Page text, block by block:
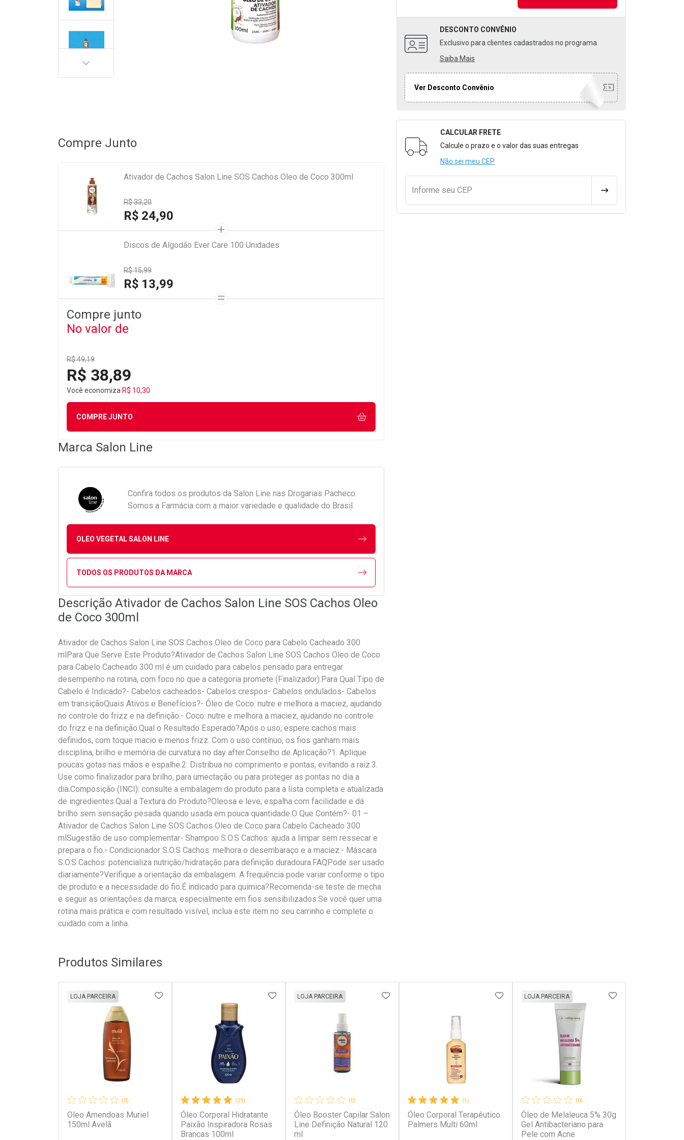
DESCONTO CONVÊNIO
Exclusivo para clientes cadastrados no programa
Saiba Mais
Ver Desconto Convênio
Formulário para Calcular o Frete
CALCULAR FRETE
Calcule o prazo e o valor das suas entregas
Não sei meu CEP
Informe seu CEP CALCULAR FRETE
PRÓXIMA
Compre Junto
Ativador de Cachos Salon Line SOS Cachos Oleo de Coco 300ml
R$ 33,20
R$ 24,90
Discos de Algodão Ever Care 100 Unidades
R$ 15,99
R$ 13,99
Compre junto
No valor de
R$ 49,19
R$ 38,89
Você economiza R$ 10,30
COMPRE JUNTO
Marca Salon Line
Confira todos os produtos da Salon Line nas Drogarias Pacheco.
Somos a Farmácia com a maior variedade e qualidade do Brasil.
OLEO VEGETAL SALON LINE
TODOS OS PRODUTOS DA MARCA
Descrição Ativador de Cachos Salon Line SOS Cachos Oleo
de Coco 300ml
Ativador de Cachos Salon Line SOS Cachos Oleo de Coco para Cabelo Cacheado 300
mlPara Que Serve Este Produto?Ativador de Cachos Salon Line SOS Cachos Oleo de Coco
para Cabelo Cacheado 300 ml é um cuidado para cabelos pensado para entregar
desempenho na rotina, com foco no que a categoria promete (Finalizador).Para Qual Tipo de
Cabelo é Indicado?- Cabelos cacheados- Cabelos crespos- Cabelos ondulados- Cabelos
em transiçãoQuais Ativos e Benefícios?- Óleo de Coco: nutre e melhora a maciez, ajudando
no controle do frizz e na definição.- Coco: nutre e melhora a maciez, ajudando no controle
do frizz e na definição.Qual o Resultado Esperado?Após o uso, espere cachos mais
definidos, com toque macio e menos frizz. Com o uso contínuo, os fios ganham mais
disciplina, brilho e memória de curvatura no day after.Conselho de Aplicação?1. Aplique
poucas gotas nas mãos e espalhe.2. Distribua no comprimento e pontas, evitando a raiz.3.
Use como finalizador para brilho, para umectação ou para proteger as pontas no dia a
dia.Composição (INCI): consulte a embalagem do produto para a lista completa e atualizada
de ingredientes.Qual a Textura do Produto?Oleosa e leve; espalha com facilidade e dá
brilho sem sensação pesada quando usada em pouca quantidade.O Que Contém?- 01 –
Ativador de Cachos Salon Line SOS Cachos Oleo de Coco para Cabelo Cacheado 300
mlSugestão de uso complementar- Shampoo S.O.S Cachos: ajuda a limpar sem ressecar e
prepara o fio.- Condicionador S.O.S Cachos: melhora o desembaraço e a maciez.- Máscara
S.O.S Cachos: potencializa nutrição/hidratação para definição duradoura.FAQPode ser usado
diariamente?Verifique a orientação da embalagem. A frequência pode variar conforme o tipo
de produto e a necessidade do fio.É indicado para química?Recomenda-se teste de mecha
e seguir as orientações da marca, especialmente em fios sensibilizados.Se você quer uma
rotina mais prática e com resultado visível, inclua este item no seu carrinho e complete o
cuidado com a linha.
Produtos Similares
(0)
Oleo Amendoas Muriel
150ml Avelã
LOJA PARCEIRA ADICIONAR AOS FAVORITOS
(29)
Óleo Corporal Hidratante
Paixão Inspiradora Rosas
Brancas 100ml
ADICIONAR AOS FAVORITOS
(0)
Óleo Booster Capilar Salon
Line Definição Natural 120
ml
LOJA PARCEIRA ADICIONAR AOS FAVORITOS
(1)
Óleo Corporal Terapêutico
Palmers Multi 60ml
ADICIONAR AOS FAVORITOS
(0)
Óleo de Melaleuca 5% 30g
Gel Antibacteriano para
Pele com Acne
LOJA PARCEIRA ADICIONAR AOS